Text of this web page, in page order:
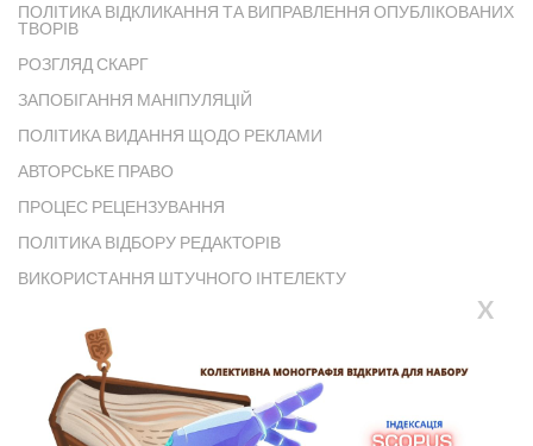
ПОЛІТИКА ВІДКЛИКАННЯ ТА ВИПРАВЛЕННЯ ОПУБЛІКОВАНИХ
ТВОРІВ
РОЗГЛЯД СКАРГ
ЗАПОБІГАННЯ МАНІПУЛЯЦІЙ
ПОЛІТИКА ВИДАННЯ ЩОДО РЕКЛАМИ
АВТОРСЬКЕ ПРАВО
ПРОЦЕС РЕЦЕНЗУВАННЯ
ПОЛІТИКА ВІДБОРУ РЕДАКТОРІВ
ВИКОРИСТАННЯ ШТУЧНОГО ІНТЕЛЕКТУ
X